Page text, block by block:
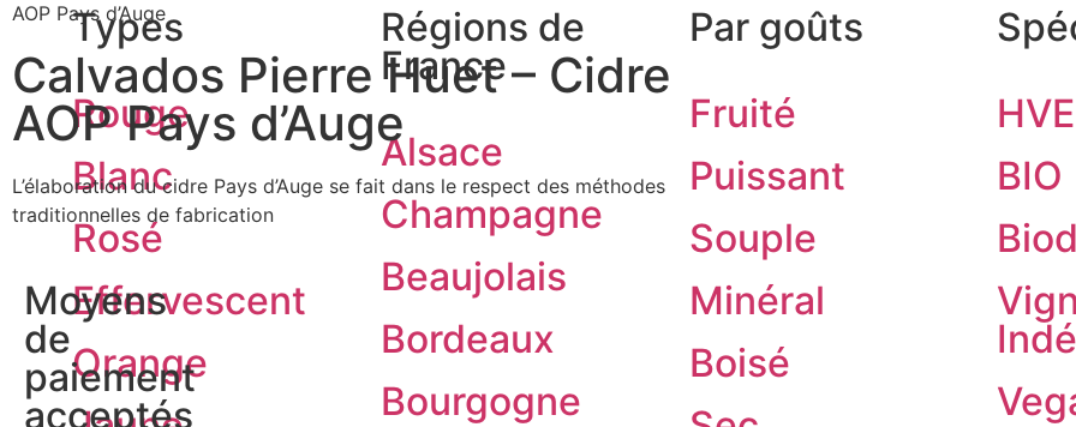
Types
Rouge
Blanc
Rosé
Effervescent
Orange
Régions de
France
Alsace
Champagne
Beaujolais
Bordeaux
Bourgogne
Par goûts
Fruité
Puissant
Souple
Minéral
Boisé
HVE
BIO
AOP Pays d’Auge
Calvados Pierre Huet – Cidre
AOP Pays d’Auge
L’élaboration du cidre Pays d’Auge se fait dans le respect des méthodes
traditionnelles de fabrication
Moyens
de
paiement
acceptés